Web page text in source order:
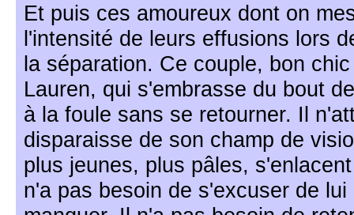
Et puis ces amoureux dont on
l'intensité de leurs effusions lors
la séparation. Ce couple, bon
Lauren, qui s'embrasse du bout
à la foule sans se retourner. Il
disparaisse de son champ de
plus jeunes, plus pâles,
n'a pas besoin de s'excuser de